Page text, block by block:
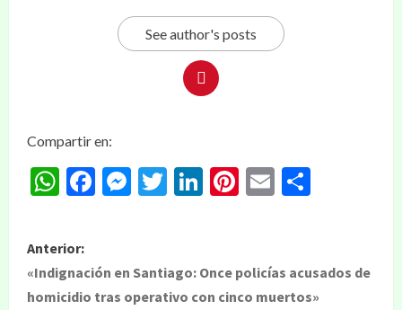
See author's posts
Compartir en:
WhatsApp
Facebook
Messenger
Twitter
LinkedIn
Pinterest
Email
Anterior:
«Indignación en Santiago: Once policías acusados de
homicidio tras operativo con cinco muertos»